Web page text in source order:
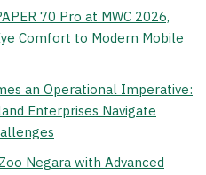
70 Pro at MWC 2026,
Comfort to Modern Mobile
an Operational Imperative:
Enterprises Navigate
Negara with Advanced